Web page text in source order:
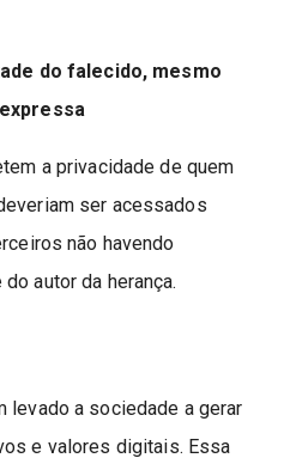
do falecido, mesmo
a privacidade de quem
ser acessados
não havendo
autor da herança.
levado a sociedade a gerar
e valores digitais. Essa